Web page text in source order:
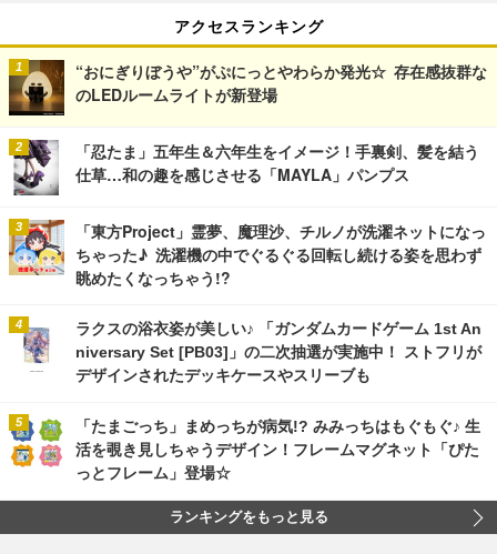
アクセスランキング
“おにぎりぼうや”がぷにっとやわらか発光☆ 存在感抜群な
のLEDルームライトが新登場
「忍たま」五年生＆六年生をイメージ！手裏剣、髪を結う
仕草…和の趣を感じさせる「MAYLA」パンプス
「東方Project」霊夢、魔理沙、チルノが洗濯ネットになっ
ちゃった♪ 洗濯機の中でぐるぐる回転し続ける姿を思わず
眺めたくなっちゃう!?
ラクスの浴衣姿が美しい♪ 「ガンダムカードゲーム 1st An
niversary Set [PB03]」の二次抽選が実施中！ ストフリが
デザインされたデッキケースやスリーブも
「たまごっち」まめっちが病気!? みみっちはもぐもぐ♪ 生
活を覗き見しちゃうデザイン！フレームマグネット「ぴた
っとフレーム」登場☆
ランキングをもっと見る